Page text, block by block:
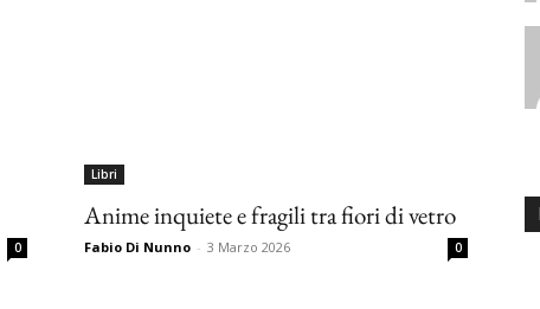
0
Libri
Anime inquiete e fragili tra fiori di vetro
Fabio Di Nunno - 3 Marzo 2026 0